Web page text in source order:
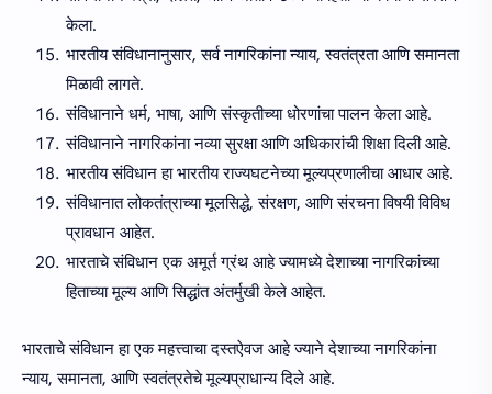
केला.
भारतीय संविधानानुसार, सर्व नागरिकांना न्याय, स्वतंत्रता आणि समानता
मिळावी लागते.
संविधानाने धर्म, भाषा, आणि संस्कृतीच्या धोरणांचा पालन केला आहे.
संविधानाने नागरिकांना नव्या सुरक्षा आणि अधिकारांची शिक्षा दिली आहे.
भारतीय संविधान हा भारतीय राज्यघटनेच्या मूल्यप्रणालीचा आधार आहे.
संविधानात लोकतंत्राच्या मूलसिद्धे, संरक्षण, आणि संरचना विषयी विविध
प्रावधान आहेत.
भारताचे संविधान एक अमूर्त ग्रंथ आहे ज्यामध्ये देशाच्या नागरिकांच्या
हिताच्या मूल्य आणि सिद्धांत अंतर्मुखी केले आहेत.
भारताचे संविधान हा एक महत्त्वाचा दस्तऐवज आहे ज्याने देशाच्या नागरिकांना
न्याय, समानता, आणि स्वतंत्रतेचे मूल्यप्राधान्य दिले आहे.